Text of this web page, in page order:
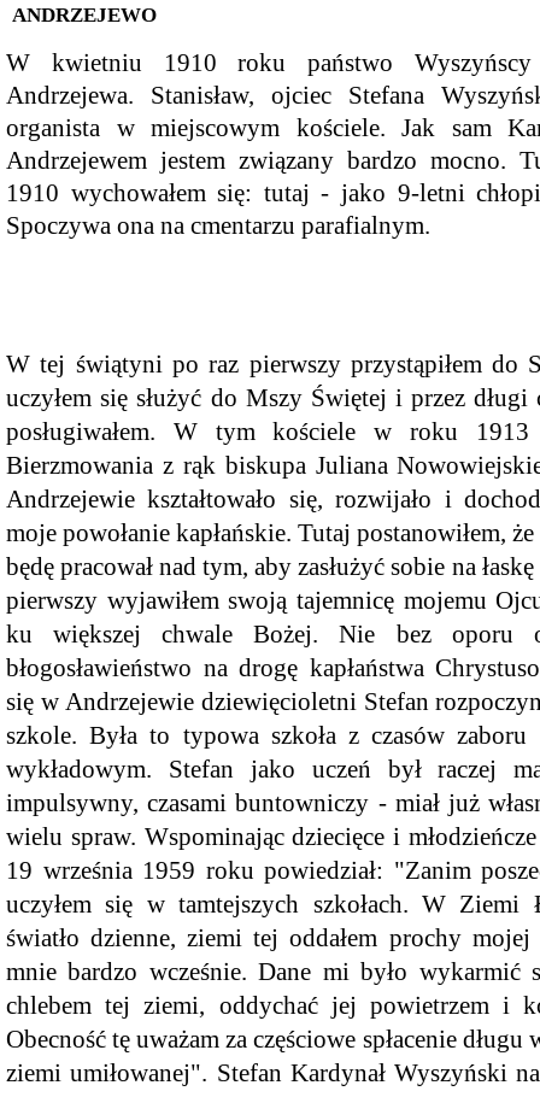
Dzień Babci i Dziadka
Nasze piłkarskie "złotka"
Wycieczka ornitologiczna na Podlasie
ANDRZEJEWO
W kwietniu 1910 roku państwo
Andrzejewa. Stanisław, ojciec Stefana
organista w miejscowym kościele. Jak sam
Andrzejewem jestem związany bardzo mocno.
1910 wychowałem się: tutaj - jako 9-letni
Spoczywa ona na cmentarzu parafialnym.
W tej świątyni po raz pierwszy przystąpiłem do
uczyłem się służyć do Mszy Świętej i przez długi
posługiwałem. W tym kościele w roku 1913
Bierzmowania z rąk biskupa Juliana
Andrzejewie kształtowało się, rozwijało i
moje powołanie kapłańskie. Tutaj postanowiłem,
będę pracował nad tym, aby zasłużyć sobie na
pierwszy wyjawiłem swoją tajemnicę mojemu
ku większej chwale Bożej. Nie bez oporu
błogosławieństwo na drogę kapłaństwa
się w Andrzejewie dziewięcioletni Stefan
szkole. Była to typowa szkoła z czasów
wykładowym. Stefan jako uczeń był raczej
impulsywny, czasami buntowniczy - miał już
wielu spraw. Wspominając dziecięce i
19 września 1959 roku powiedział: "Zanim
uczyłem się w tamtejszych szkołach. W Ziemi
światło dzienne, ziemi tej oddałem prochy
mnie bardzo wcześnie. Dane mi było wykarmić
chlebem tej ziemi, oddychać jej powietrzem i
Obecność tę uważam za częściowe spłacenie
ziemi umiłowanej". Stefan Kardynał Wyszyński